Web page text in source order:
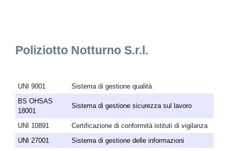
Poliziotto Notturno S.r.l.
UNI 9001
Sistema di gestione qualità
BS OHSAS
18001
Sistema di gestione sicurezza sul lavoro
UNI 10891
Certificazione di conformità istituti di vigilanza
UNI 27001
Sistema di gestione delle informazioni